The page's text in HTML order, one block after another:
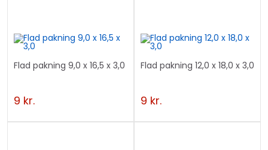
Flad pakning 9,0 x 16,5 x 3,0
9 kr.
Flad pakning 12,0 x 18,0 x 3,0
9 kr.